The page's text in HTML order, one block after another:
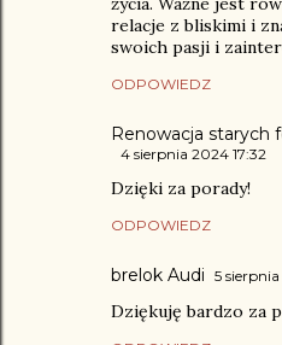
relacje z bliskimi i
swoich pasji i
ODPOWIEDZ
Renowacja starych
4 sierpnia 2024 17:32
Dzięki za porady!
ODPOWIEDZ
brelok Audi 5 sierpnia
Dziękuję bardzo za